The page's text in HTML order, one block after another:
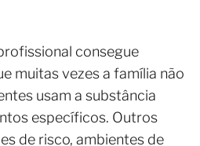
consegue
muitas vezes a família não
usam a substância
específicos. Outros
de risco, ambientes de